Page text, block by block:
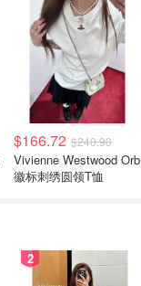
$166.72 $240.90
Vivienne Westwood Orb
徽标刺绣圆领T恤
2